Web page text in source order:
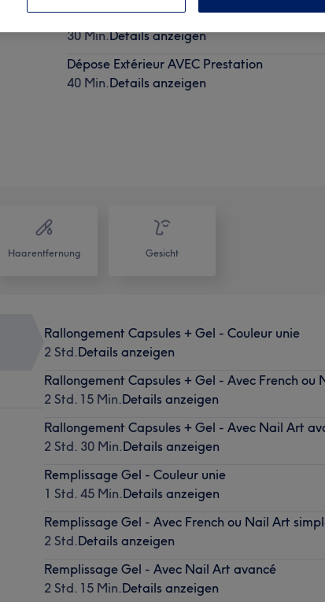
Manucure Naturelle - Sans Vernis Classique
30 Min.Details anzeigen
Dépose Extérieur AVEC Prestation
40 Min.Details anzeigen
Haarentfernung Gesicht
Rallongement Capsules + Gel - Couleur unie
2 Std.Details anzeigen
Rallongement Capsules + Gel - Avec French ou
2 Std. 15 Min.Details anzeigen
Rallongement Capsules + Gel - Avec Nail Art
2 Std. 30 Min.Details anzeigen
Remplissage Gel - Couleur unie
1 Std. 45 Min.Details anzeigen
Remplissage Gel - Avec French ou Nail Art
2 Std.Details anzeigen
Remplissage Gel - Avec Nail Art avancé
2 Std. 15 Min.Details anzeigen